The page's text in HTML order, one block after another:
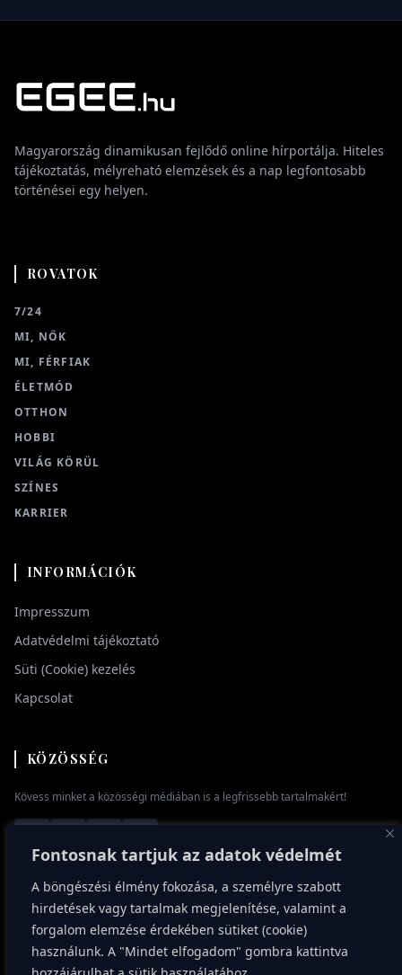
Fontosnak tartjuk az adatok védelmét
A böngészési élmény fokozása, a személyre szabott
hirdetések vagy tartalmak megjelenítése, valamint a
forgalom elemzése érdekében sütiket (cookie)
használunk. A "Mindet elfogadom" gombra kattintva
Magyarország dinamikusan fejlődő online hírportálja. Hiteles
tájékoztatás, mélyreható elemzések és a nap legfontosabb
történései egy helyen.
ROVATOK
7/24
MI, NŐK
MI, FÉRFIAK
ÉLETMÓD
OTTHON
HOBBI
VILÁG KÖRÜL
SZÍNES
KARRIER
INFORMÁCIÓK
Impresszum
Adatvédelmi tájékoztató
Süti (Cookie) kezelés
Kapcsolat
KÖZÖSSÉG
Kövess minket a közösségi médiában is a legfrissebb tartalmakért!
© 2026 Egee.hu - Minden jog fenntartva.